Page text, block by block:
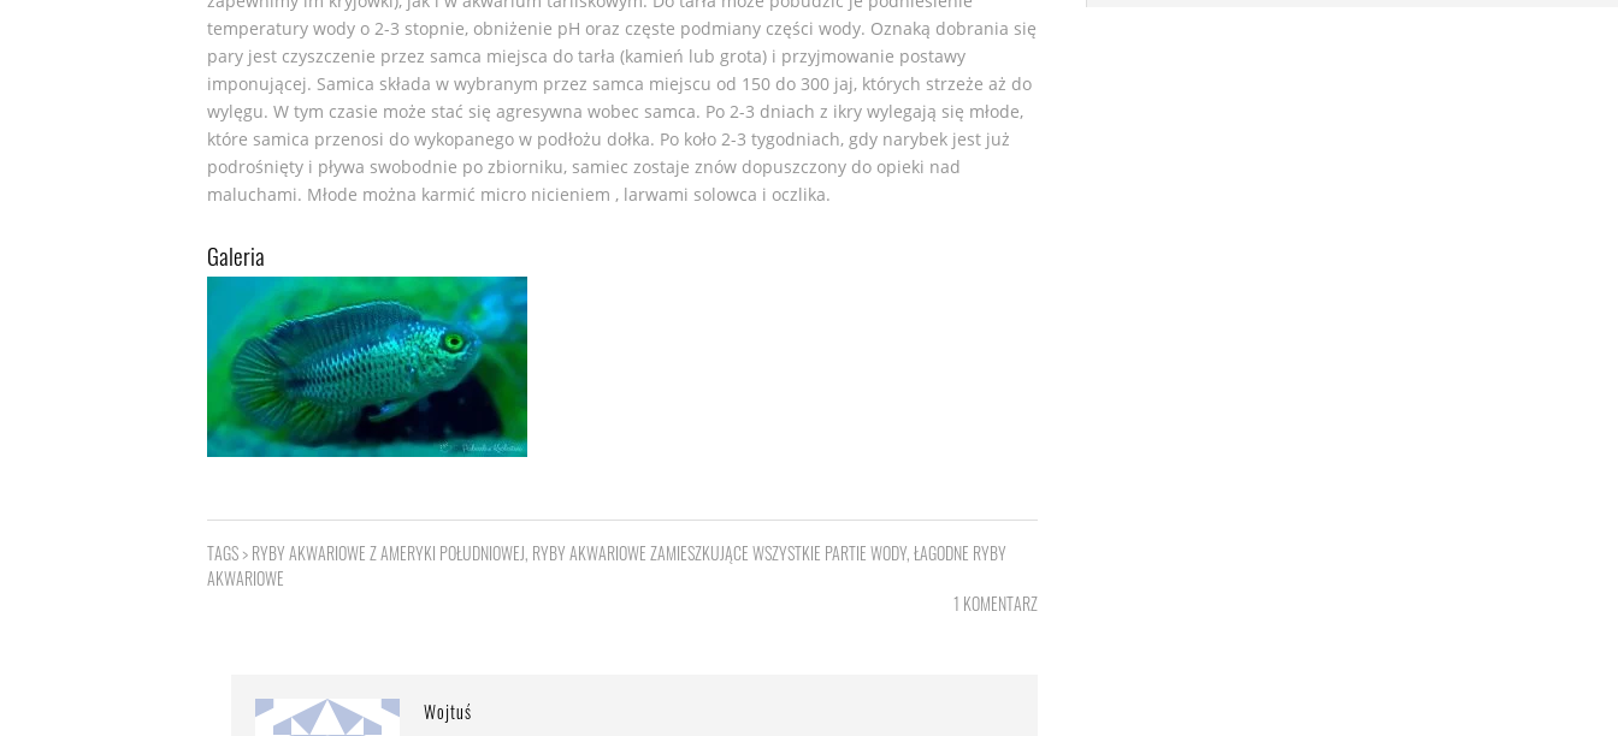
temperatury wody o 2-3 stopnie, obniżenie pH oraz częste podmiany części wody. Oznaką dobrania się
pary jest czyszczenie przez samca miejsca do tarła (kamień lub grota) i przyjmowanie postawy
imponującej. Samica składa w wybranym przez samca miejscu od 150 do 300 jaj, których strzeże aż do
wylęgu. W tym czasie może stać się agresywna wobec samca. Po 2-3 dniach z ikry wylegają się młode,
które samica przenosi do wykopanego w podłożu dołka. Po koło 2-3 tygodniach, gdy narybek jest już
podrośnięty i pływa swobodnie po zbiorniku, samiec zostaje znów dopuszczony do opieki nad
maluchami. Młode można karmić micro nicieniem , larwami solowca i oczlika.
Galeria
TAGS >RYBY AKWARIOWE Z AMERYKI POŁUDNIOWEJ, RYBY AKWARIOWE ZAMIESZKUJĄCE WSZYSTKIE PARTIE WODY,ŁAGODNE RYBY
AKWARIOWE
1 KOMENTARZ
Wojtuś